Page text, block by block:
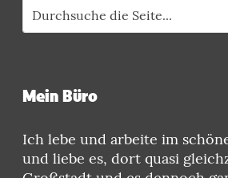
Mein Büro
Ich lebe und arbeite im
und liebe es, dort quasi